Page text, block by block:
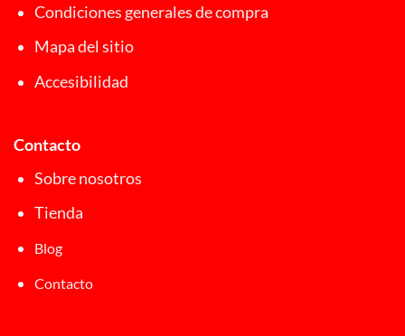
Condiciones generales de compra
Mapa del sitio
Accesibilidad
Contacto
Sobre nosotros
Tienda
Blog
Contacto